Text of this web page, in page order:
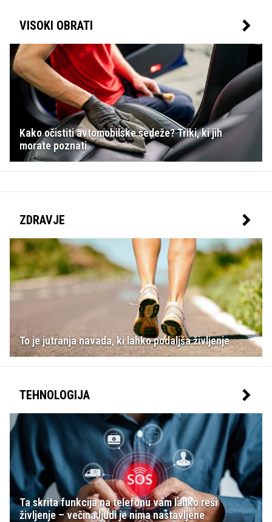
VISOKI OBRATI
Kako očistiti avtomobilske sedeže? Triki, ki jih
morate poznati
ZDRAVJE
To je jutranja navada, ki lahko podaljša življenje
TEHNOLOGIJA
Ta skrita funkcija na telefonu vam lahko reši
življenje – večina ljudi je nima nastavljene